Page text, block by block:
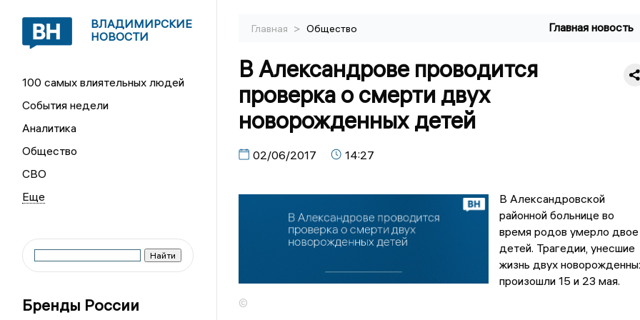
ВЛАДИМИРСКИЕ
НОВОСТИ
100 самых влиятельных людей
События недели
Аналитика
Общество
СВО
Бренды России
Главная > Общество Главная новость
В Александрове проводится
проверка о смерти двух
новорожденных детей
02/06/2017 14:27
©
В Александровской
районной больнице во
время родов умерло двое
детей. Трагедии, унесшие
жизнь двух
произошли 15 и 23 мая.